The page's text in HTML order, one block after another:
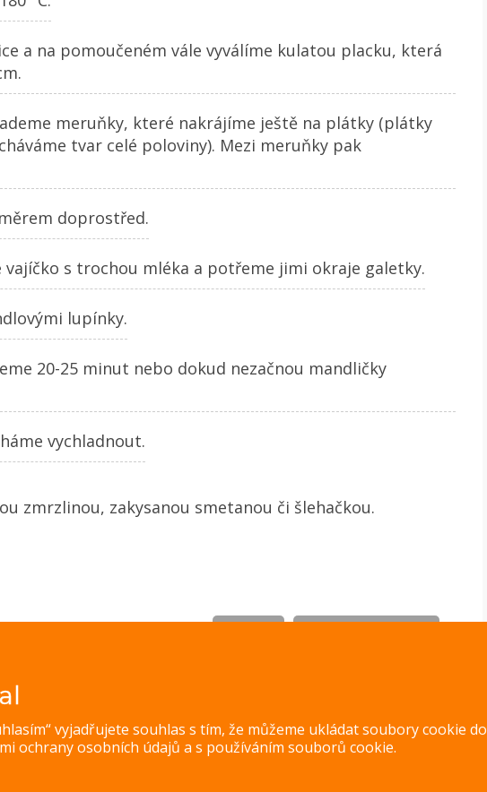
a na pomoučeném vále vyválíme kulatou placku, která
meruňky, které nakrájíme ještě na plátky (plátky
tvar celé poloviny). Mezi meruňky pak
doprostřed.
vajíčko s trochou mléka a potřeme jimi okraje galetky.
lupínky.
20-25 minut nebo dokud nezačnou mandličky
vychladnout.
zmrzlinou, zakysanou smetanou či šlehačkou.
vyjadřujete souhlas s tím, že můžeme ukládat soubory cookie do
ochrany osobních údajů a s používáním souborů cookie.